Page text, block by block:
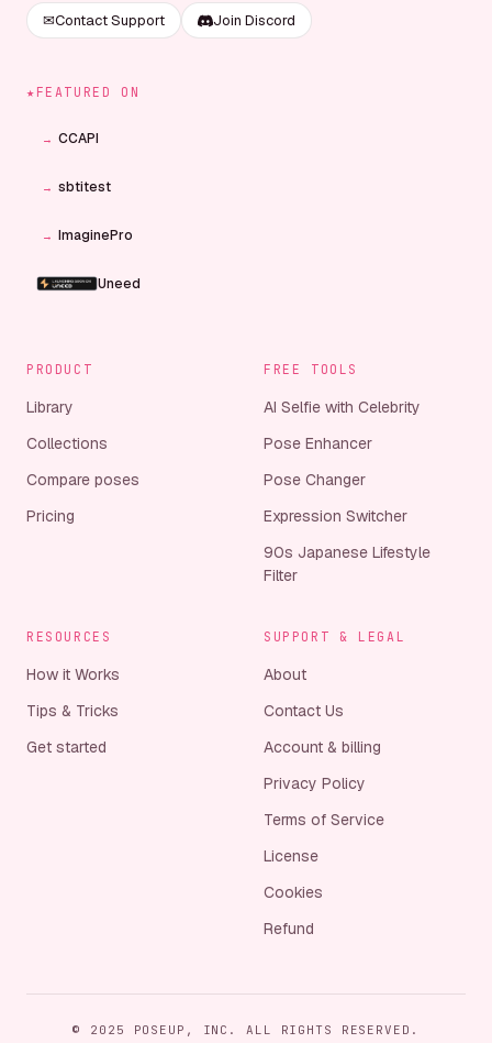
✉Contact Support Join Discord
★ FEATURED ON
→ CCAPI
→ sbtitest
→ ImaginePro
Uneed
→ AiToolGo
→ SeekTool.ai
Startup Fame
→ AIStage
PRODUCT
Library
Collections
Compare poses
Pricing
FREE TOOLS
AI Selfie with Celebrity
Pose Enhancer
Pose Changer
Expression Switcher
90s Japanese Lifestyle
Filter
RESOURCES
How it Works
Tips & Tricks
Get started
SUPPORT & LEGAL
About
Contact Us
Account & billing
Privacy Policy
Terms of Service
License
Cookies
Refund
© 2025 POSEUP, INC. ALL RIGHTS RESERVED.